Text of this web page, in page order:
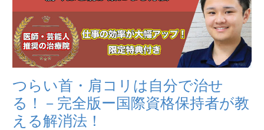
つらい首・肩コリは自分で治せ
る！－完全版ー国際資格保持者が教
える解消法！